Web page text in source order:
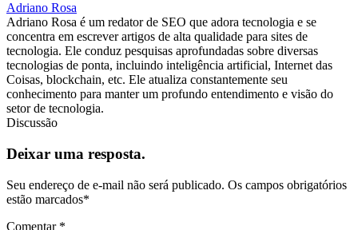
Adriano Rosa
Adriano Rosa é um redator de SEO que adora tecnologia e se
concentra em escrever artigos de alta qualidade para sites de
tecnologia. Ele conduz pesquisas aprofundadas sobre diversas
tecnologias de ponta, incluindo inteligência artificial, Internet das
Coisas, blockchain, etc. Ele atualiza constantemente seu
conhecimento para manter um profundo entendimento e visão do
setor de tecnologia.
Discussão
Deixar uma resposta.
Seu endereço de e-mail não será publicado. Os campos obrigatórios
estão marcados*
Comentar *